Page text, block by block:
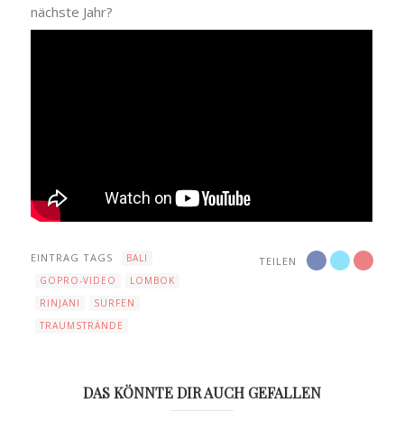
nächste Jahr?
TEILEN
EINTRAG TAGS
BALI
GOPRO-VIDEO
LOMBOK
RINJANI
SURFEN
TRAUMSTRÄNDE
DAS KÖNNTE DIR AUCH GEFALLEN